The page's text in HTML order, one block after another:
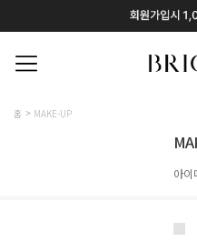
홈 MAKE-UP
아이